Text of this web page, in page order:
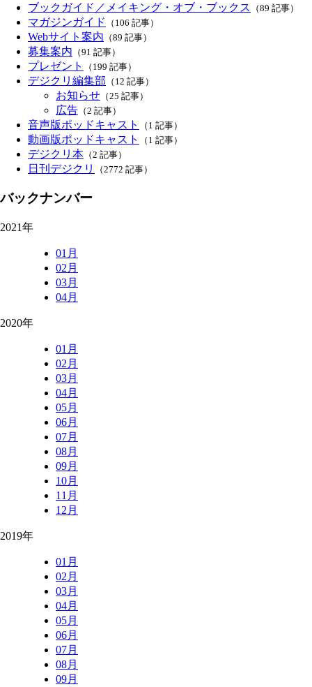
ブックガイド／メイキング・オブ・ブックス （89 記事）
マガジンガイド （106 記事）
Webサイト案内 （89 記事）
募集案内 （91 記事）
プレゼント （199 記事）
デジクリ編集部 （12 記事）
お知らせ （25 記事）
広告 （2 記事）
音声版ポッドキャスト （1 記事）
動画版ポッドキャスト （1 記事）
デジクリ本 （2 記事）
日刊デジクリ （2772 記事）
バックナンバー
2021年
01月
02月
03月
04月
2020年
01月
02月
03月
04月
05月
06月
07月
08月
09月
10月
11月
12月
2019年
01月
02月
03月
04月
05月
06月
07月
08月
09月